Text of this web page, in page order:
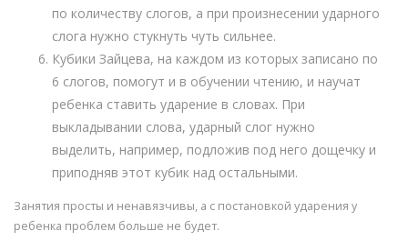
по количеству слогов, а при произнесении ударного
слога нужно стукнуть чуть сильнее.
Кубики Зайцева, на каждом из которых записано по
6 слогов, помогут и в обучении чтению, и научат
ребенка ставить ударение в словах. При
выкладывании слова, ударный слог нужно
выделить, например, подложив под него дощечку и
приподняв этот кубик над остальными.
Занятия просты и ненавязчивы, а с постановкой ударения у
ребенка проблем больше не будет.